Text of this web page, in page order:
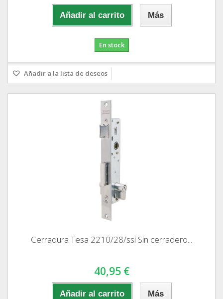
Añadir al carrito Más
En stock
Añadir a la lista de deseos
Cerradura Tesa 2210/28/ssi Sin cerradero...
40,95 €
Añadir al carrito Más